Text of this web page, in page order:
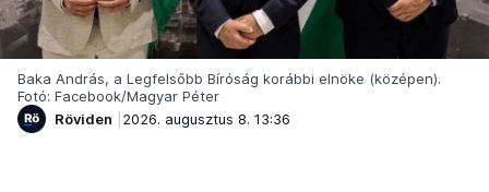
Baka András, a Legfelsőbb Bíróság korábbi elnöke (középen).
Fotó: Facebook/Magyar Péter
Röviden
2026. augusztus 8. 13:36